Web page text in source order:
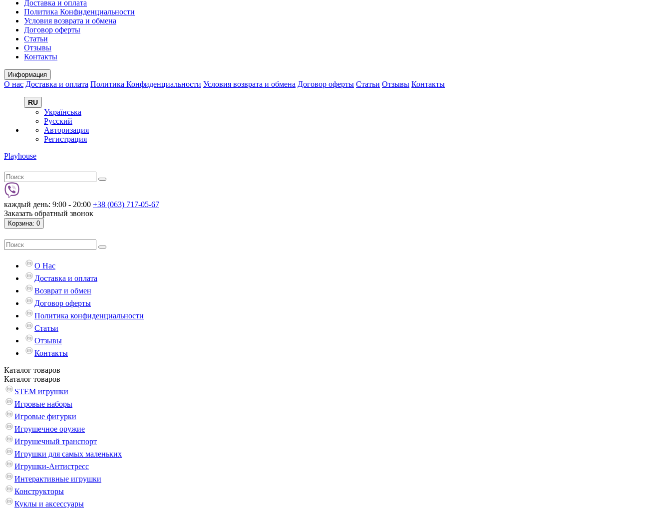
Доставка и оплата
Политика Конфиденциальности
Условия возврата и обмена
Договор оферты
Статьи
Отзывы
Контакты
Информация
О нас Доставка и оплата Политика Конфиденциальности Условия возврата и обмена Договор оферты Статьи Отзывы Контакты
RU
Українська
Русский
Авторизация
Регистрация
Playhouse
каждый день: 9:00 - 20:00 +38 (063) 717-05-67
Заказать обратный звонок
Корзина: 0
О Нас
Доставка и оплата
Возврат и обмен
Договор оферты
Политика конфиденциальности
Статьи
Отзывы
Контакты
Каталог товаров
Каталог товаров
STEM игрушки
Игровые наборы
Игровые фигурки
Игрушечное оружие
Игрушечный транспорт
Игрушки для самых маленьких
Игрушки-Антистресс
Интерактивные игрушки
Конструкторы
Куклы и аксессуары